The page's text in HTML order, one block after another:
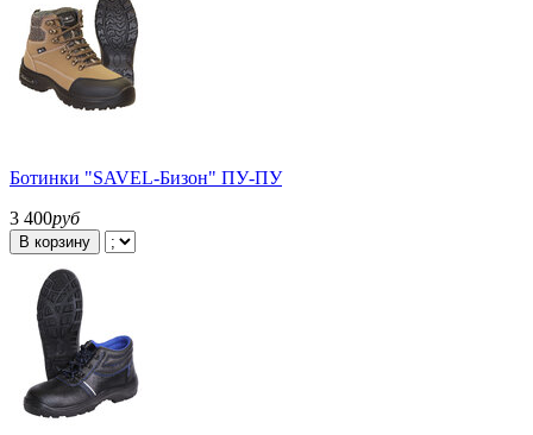
Ботинки "SAVEL-Бизон" ПУ-ПУ
3 400руб
В корзину